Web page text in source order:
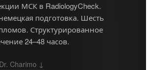
МСК в RadiologyCheck.
подготовка. Шесть
Структурированное
24–48 часов.
Charimo ↓